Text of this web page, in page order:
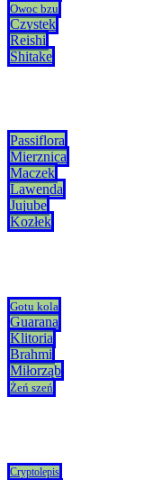
Owoc bzu
Czystek
Reishi
Shitake
Passiflora
Mierznica
Maczek
Lawenda
Jujube
Kozłek
Gotu kola
Guarana
Klitoria
Brahmi
Miłorząb
Żeń szeń
Cryptolepis